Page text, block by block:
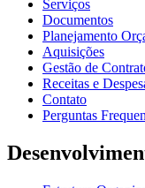
Serviços
Documentos
Planejamento
Aquisições
Gestão de
Receitas e
Contato
Perguntas